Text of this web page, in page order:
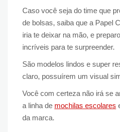
Caso você seja do time que
de bolsas, saiba que a Papel
iria te deixar na mão, e
incríveis para te surpreender.
São modelos lindos e super
claro, possuírem um visual
Você com certeza não irá se
a linha de mochilas escolares
da marca.